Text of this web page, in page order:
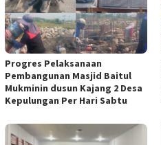
Progres Pelaksanaan
Pembangunan Masjid Baitul
Mukminin dusun Kajang 2 Desa
Kepulungan Per Hari Sabtu